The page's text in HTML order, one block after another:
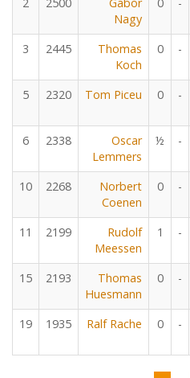
Nagy
3 2445
Thomas
Koch
0 -
5 2320 Tom Piceu 0 -
6 2338
Oscar
Lemmers
½ -
10 2268
Norbert
Coenen
0 -
11 2199
Rudolf
Meessen
1 -
15 2193
Thomas
Huesmann
0 -
19 1935 Ralf Rache 0 -